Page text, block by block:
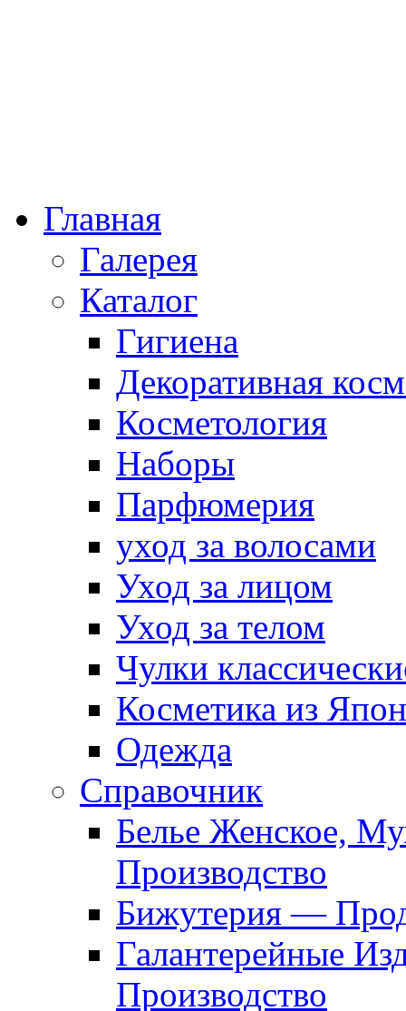
Главная
Галерея
Каталог
Гигиена
Декоративная
Косметология
Наборы
Парфюмерия
уход за волосами
Уход за лицом
Уход за телом
Чулки
Косметика из
Одежда
Справочник
Белье Женское,
Производство
Бижутерия —
Галантерейные
Производство